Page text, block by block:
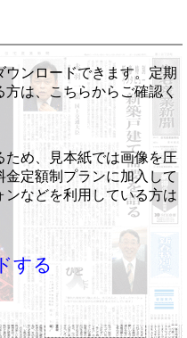
ンロードできます。定期
は、こちらからご確認く
ため、見本紙では画像を圧
定額制プランに加入して
などを利用している方は
する